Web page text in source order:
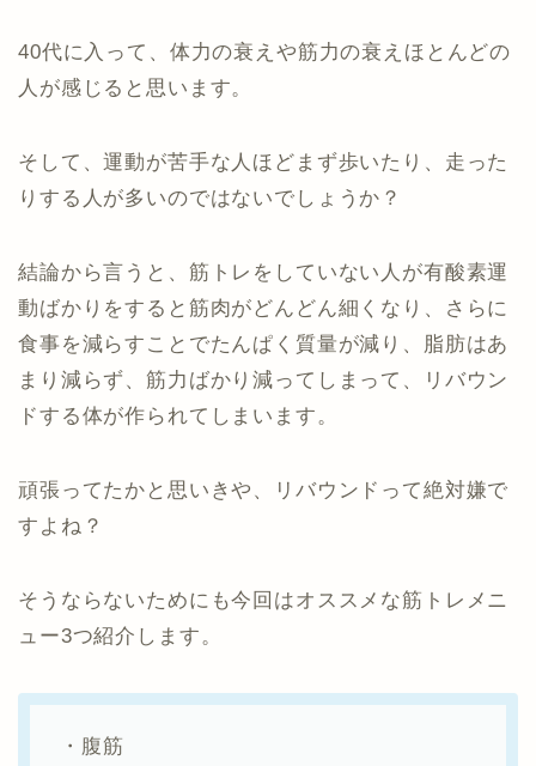
40代に入って、体力の衰えや筋力の衰えほとんどの
人が感じると思います。
そして、運動が苦手な人ほどまず歩いたり、走った
りする人が多いのではないでしょうか？
結論から言うと、筋トレをしていない人が有酸素運
動ばかりをすると筋肉がどんどん細くなり、さらに
食事を減らすことでたんぱく質量が減り、脂肪はあ
まり減らず、筋力ばかり減ってしまって、リバウン
ドする体が作られてしまいます。
頑張ってたかと思いきや、リバウンドって絶対嫌で
すよね？
そうならないためにも今回はオススメな筋トレメニ
ュー3つ紹介します。
・腹筋